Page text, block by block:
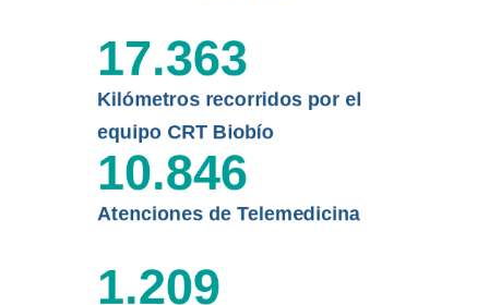
Leer más
Kilómetros recorridos por el
equipo CRT Biobío
17.363
Atenciones de Telemedicina
10.846
1.209